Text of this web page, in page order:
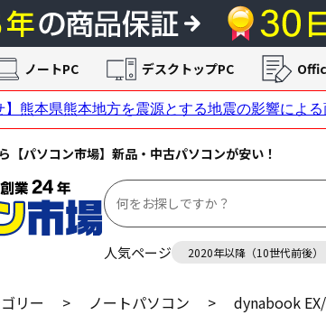
【パソコン市場】新品・中古パソコンが安い！
人気ページ 2020年以降（10世代前後）
ノートPC デスクトップPC
リー > ノートパソコン >
dynabook